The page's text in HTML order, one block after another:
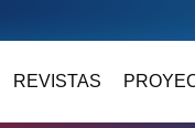
REVISTAS